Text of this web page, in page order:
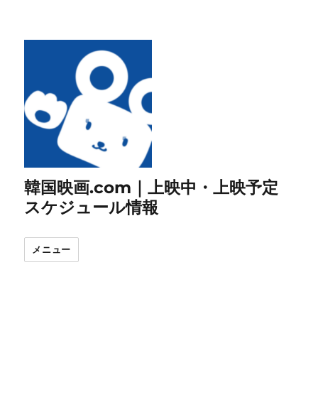
韓国映画.com｜上映中・上映予定
スケジュール情報
メニュー